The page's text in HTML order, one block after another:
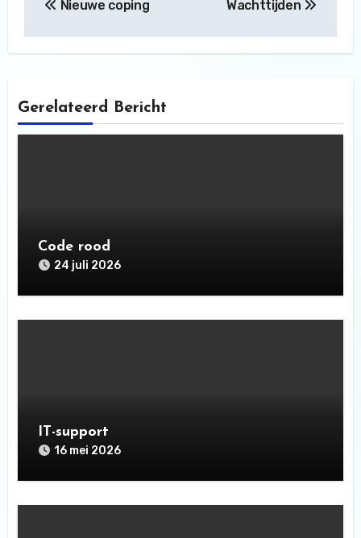
navigatie
Nieuwe coping Wachttijden
Gerelateerd Bericht
Code rood
24 juli 2026
IT-support
16 mei 2026